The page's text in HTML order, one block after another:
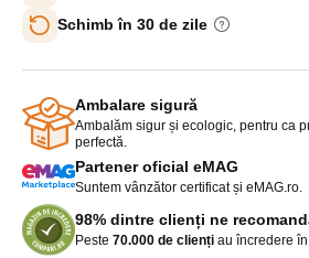
Schimb în 30 de zile
Ambalare sigură
Ambalăm sigur și ecologic, pentru ca
perfectă.
Partener oficial eMAG
Suntem vânzător certificat și eMAG.ro.
98% dintre clienți ne
Peste 70.000 de clienți au încredere în